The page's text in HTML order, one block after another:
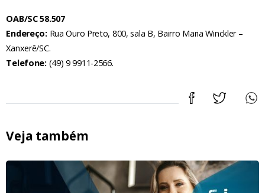
OAB/SC 58.507
Endereço:Rua Ouro Preto, 800, sala B, Bairro Maria Winckler –
Xanxerê/SC.
Telefone: (49) 9 9911-2566.
Veja também